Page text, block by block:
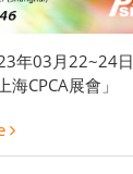
年03月22~24日
海CPCA展會」